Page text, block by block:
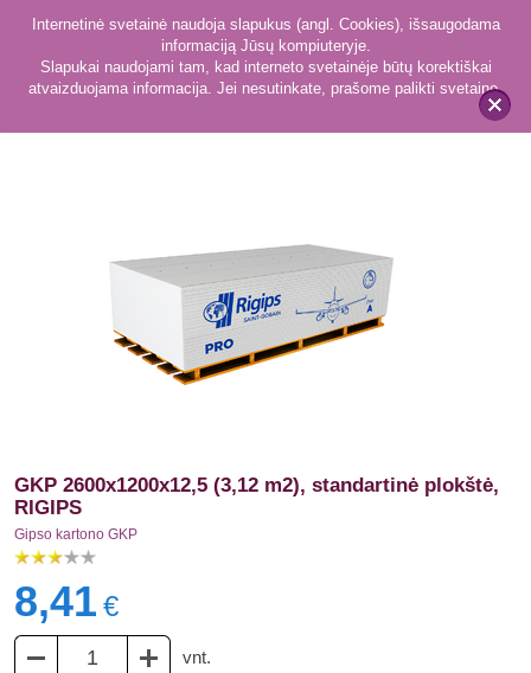
x
Internetinė svetainė naudoja slapukus (angl. Cookies), išsaugodama
informaciją Jūsų kompiuteryje.
Slapukai naudojami tam, kad interneto svetainėje būtų korektiškai
atvaizduojama informacija. Jei nesutinkate, prašome palikti svetainę.
Gipso kartono GKP 35
GKP 2600x1200x12,5 (3,12 m2), standartinė plokštė,
RIGIPS
Gipso kartono GKP
8,41 €
vnt.